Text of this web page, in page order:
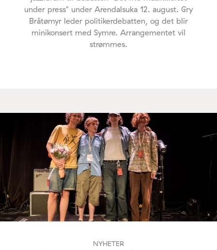
under press" under Arendalsuka 12. august. Gry
Bråtømyr leder politikerdebatten, og det blir
minikonsert med Symre. Arrangementet vil
strømmes.
NYHETER